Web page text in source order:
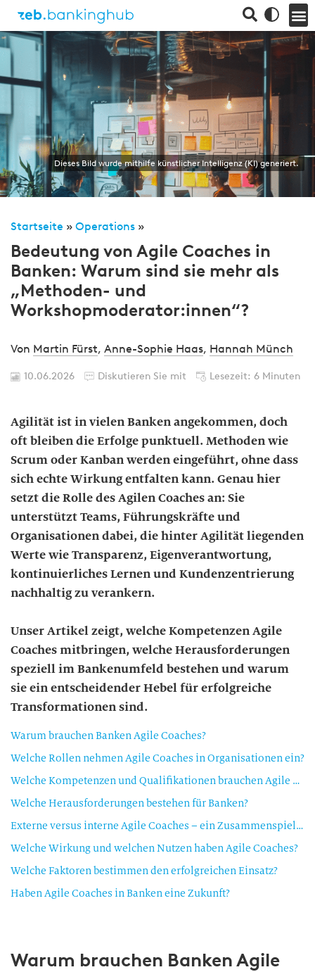
Dieses Bild wurde mithilfe künstlicher Intelligenz (KI) generiert.
Startseite » Operations »
Bedeutung von Agile Coaches in
Banken: Warum sind sie mehr als
„Methoden- und
Workshopmoderator:innen“?
Von Martin Fürst, Anne-Sophie Haas, Hannah Münch
10.06.2026 Diskutieren Sie mit Lesezeit: 6 Minuten
Agilität ist in vielen Banken angekommen, doch
oft bleiben die Erfolge punktuell. Methoden wie
Scrum oder Kanban werden eingeführt, ohne dass
sich echte Wirkung entfalten kann. Genau hier
setzt die Rolle des Agilen Coaches an: Sie
unterstützt Teams, Führungskräfte und
Organisationen dabei, die hinter Agilität liegenden
Werte wie Transparenz, Eigenverantwortung,
kontinuierliches Lernen und Kundenzentrierung
nachhaltig zu verankern.
Unser Artikel zeigt, welche Kompetenzen Agile
Coaches mitbringen, welche Herausforderungen
speziell im Bankenumfeld bestehen und warum
sie ein entscheidender Hebel für erfolgreiche
Transformationen sind.
Warum brauchen Banken Agile Coaches?
Welche Rollen nehmen Agile Coaches in Organisationen ein?
Welche Kompetenzen und Qualifikationen brauchen Agile Coaches?
Welche Herausforderungen bestehen für Banken?
Externe versus interne Agile Coaches – ein Zusammenspiel über Zeit
Welche Wirkung und welchen Nutzen haben Agile Coaches?
Welche Faktoren bestimmen den erfolgreichen Einsatz?
Haben Agile Coaches in Banken eine Zukunft?
Warum brauchen Banken Agile